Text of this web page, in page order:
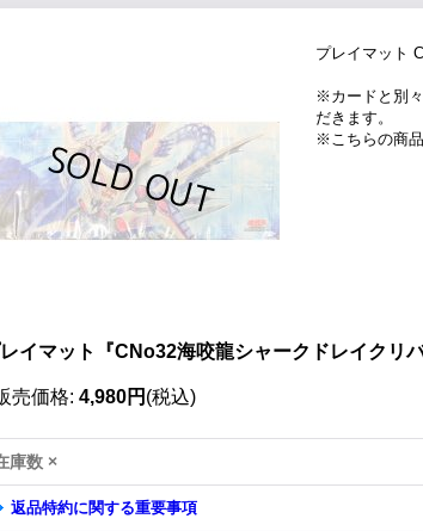
プレイマット
※カードと別
だきます。
※こちらの商
イマット『CNo32海咬龍シャークドレイクリ
売価格: 4,980円 (税込)
庫数 ×
返品特約に関する重要事項